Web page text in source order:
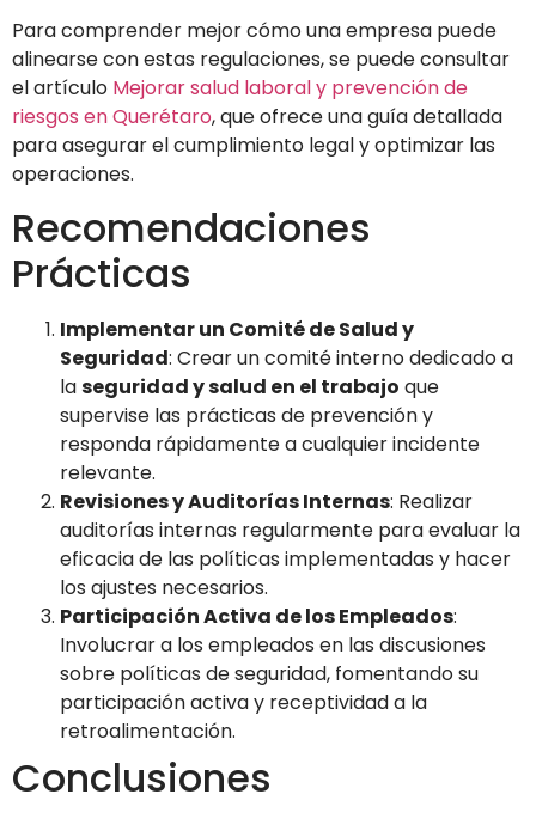
Para comprender mejor cómo una empresa puede
alinearse con estas regulaciones, se puede consultar
el artículo Mejorar salud laboral y prevención de
riesgos en Querétaro, que ofrece una guía detallada
para asegurar el cumplimiento legal y optimizar las
operaciones.
Recomendaciones
Prácticas
Implementar un Comité de Salud y
Seguridad: Crear un comité interno dedicado a
laseguridad y salud en el trabajo que
supervise las prácticas de prevención y
responda rápidamente a cualquier incidente
relevante.
Revisiones y Auditorías Internas: Realizar
auditorías internas regularmente para evaluar la
eficacia de las políticas implementadas y hacer
los ajustes necesarios.
Participación Activa de los Empleados:
Involucrar a los empleados en las discusiones
sobre políticas de seguridad, fomentando su
participación activa y receptividad a la
retroalimentación.
Conclusiones